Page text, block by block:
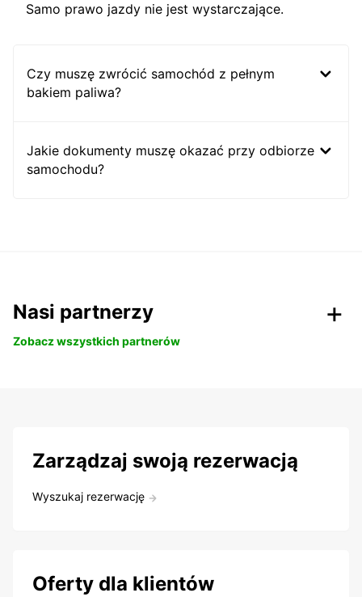
Samo prawo jazdy nie jest wystarczające.
Czy muszę zwrócić samochód z pełnym
bakiem paliwa?
Jakie dokumenty muszę okazać przy odbiorze
samochodu?
Nasi partnerzy
Zobacz wszystkich partnerów
Zarządzaj swoją rezerwacją
Wyszukaj rezerwację
Oferty dla klientów